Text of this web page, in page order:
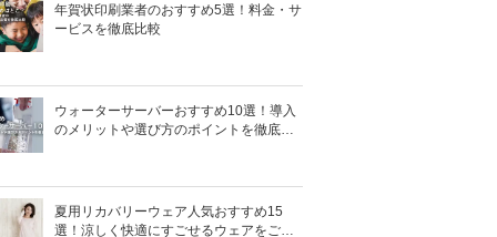
年賀状印刷業者のおすすめ5選！料金・サ
ービスを徹底比較
ウォーターサーバーおすすめ10選！導入
のメリットや選び方のポイントを徹底解
夏用リカバリーウェア人気おすすめ15
選！涼しく快適にすごせるウェアをご紹